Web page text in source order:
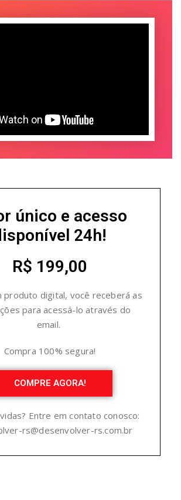
único e acesso
24h!
R$ 199,00
produto digital, você receberá as
para acessá-lo através do
email.
Compra 100% segura!
COMPRE AGORA!
Entre em contato conosco:
rs@desenvolver-rs.com.br